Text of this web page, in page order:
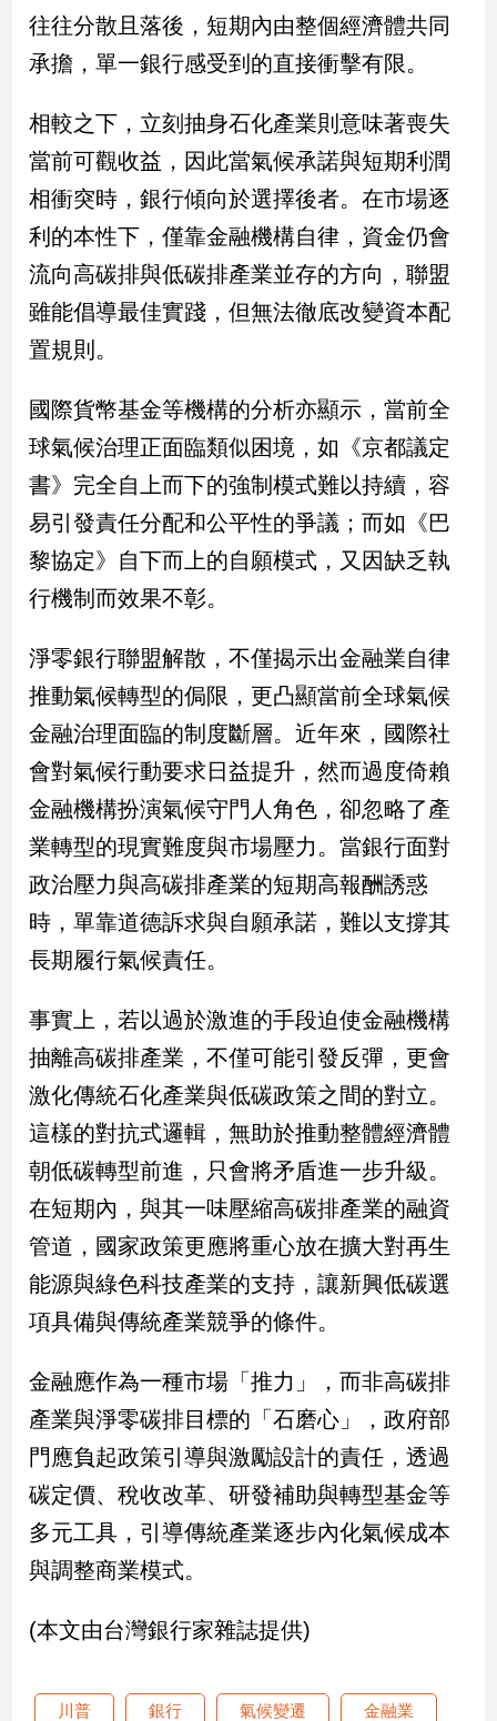
往往分散且落後，短期內由整個經濟體共同
承擔，單一銀行感受到的直接衝擊有限。
相較之下，立刻抽身石化產業則意味著喪失
當前可觀收益，因此當氣候承諾與短期利潤
相衝突時，銀行傾向於選擇後者。在市場逐
利的本性下，僅靠金融機構自律，資金仍會
流向高碳排與低碳排產業並存的方向，聯盟
雖能倡導最佳實踐，但無法徹底改變資本配
置規則。
國際貨幣基金等機構的分析亦顯示，當前全
球氣候治理正面臨類似困境，如《京都議定
書》完全自上而下的強制模式難以持續，容
易引發責任分配和公平性的爭議；而如《巴
黎協定》自下而上的自願模式，又因缺乏執
行機制而效果不彰。
淨零銀行聯盟解散，不僅揭示出金融業自律
推動氣候轉型的侷限，更凸顯當前全球氣候
金融治理面臨的制度斷層。近年來，國際社
會對氣候行動要求日益提升，然而過度倚賴
金融機構扮演氣候守門人角色，卻忽略了產
業轉型的現實難度與市場壓力。當銀行面對
政治壓力與高碳排產業的短期高報酬誘惑
時，單靠道德訴求與自願承諾，難以支撐其
長期履行氣候責任。
事實上，若以過於激進的手段迫使金融機構
抽離高碳排產業，不僅可能引發反彈，更會
激化傳統石化產業與低碳政策之間的對立。
這樣的對抗式邏輯，無助於推動整體經濟體
朝低碳轉型前進，只會將矛盾進一步升級。
在短期內，與其一味壓縮高碳排產業的融資
管道，國家政策更應將重心放在擴大對再生
能源與綠色科技產業的支持，讓新興低碳選
項具備與傳統產業競爭的條件。
金融應作為一種市場「推力」，而非高碳排
產業與淨零碳排目標的「石磨心」，政府部
門應負起政策引導與激勵設計的責任，透過
碳定價、稅收改革、研發補助與轉型基金等
多元工具，引導傳統產業逐步內化氣候成本
與調整商業模式。
(本文由台灣銀行家雜誌提供)
川普 銀行 氣候變遷 金融業